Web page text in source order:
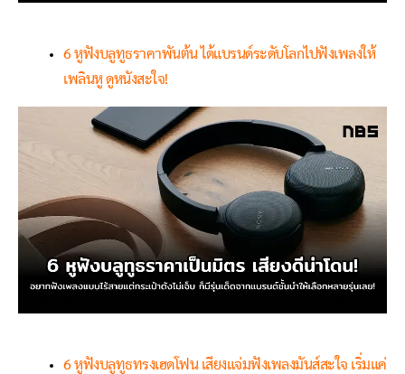
6 หูฟังบลูทูธราคาพันต้น ได้แบรนด์ระดับโลกไปฟังเพลงให้
เพลินหู ดูหนังสะใจ!
6 หูฟังบลูทูธทรงเฮดโฟน เสียงแจ่มฟังเพลงมันส์สะใจ เริ่มแค่